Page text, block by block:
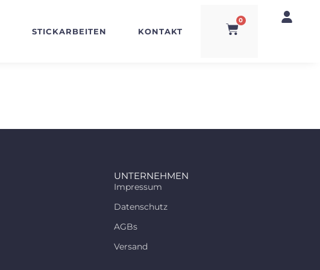
STICKARBEITEN KONTAKT
0
UNTERNEHMEN
Impressum
Datenschutz
AGBs
Versand